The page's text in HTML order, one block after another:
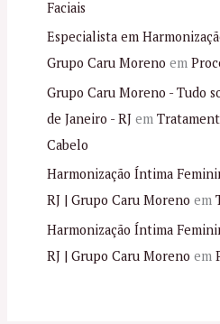
Faciais
Especialista em
Grupo Caru Moreno em
Grupo Caru Moreno - Tudo
de Janeiro - RJem
Cabelo
Harmonização Íntima
RJ | Grupo Caru Moreno em
Harmonização Íntima
RJ | Grupo Caru Moreno em